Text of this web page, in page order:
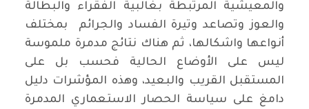
والمعيشية المرتبطة بغالبية الفقراء والبطالة
والعوز وتصاعد وتيرة الفساد والجرائم بمختلف
أنواعها واشكالها، ثم هناك نتائج مدمرة ملموسة
ليس على الأوضاع الحالية فحسب بل على
المستقبل القريب والبعيد، وهذه المؤشرات دليل
دامغ على سياسة الحصار الاستعماري المدمرة